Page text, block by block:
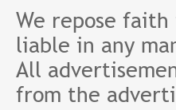
We repose
liable in any
All
from the